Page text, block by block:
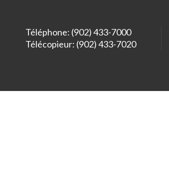
Téléphone: (902) 433-7000
Télécopieur: (902) 433-7020